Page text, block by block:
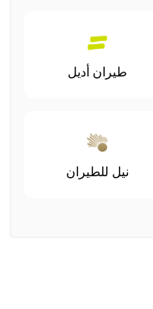
طيران أديل
نيل للطيران